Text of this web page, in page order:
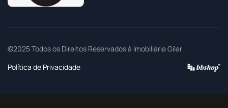
©2025 Todos os Direitos Reservados à Imobiliária Gilar
Política de Privacidade